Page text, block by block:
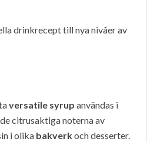
drinkrecept till nya nivåer av
versatile syrup användas i
citrusaktiga noterna av
i olika bakverkoch desserter.